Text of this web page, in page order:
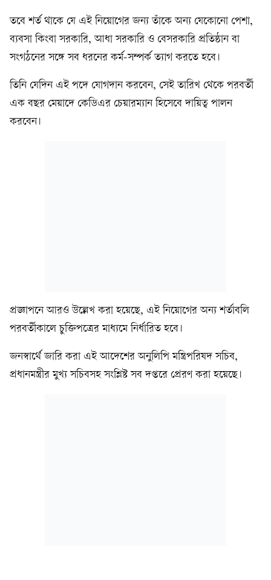
তবে শর্ত থাকে যে এই নিয়োগের জন্য তাঁকে অন্য যেকোনো পেশা,
ব্যবসা কিংবা সরকারি, আধা সরকারি ও বেসরকারি প্রতিষ্ঠান বা
সংগঠনের সঙ্গে সব ধরনের কর্ম-সম্পর্ক ত্যাগ করতে হবে।
তিনি যেদিন এই পদে যোগদান করবেন, সেই তারিখ থেকে পরবর্তী
এক বছর মেয়াদে কেডিএর চেয়ারম্যান হিসেবে দায়িত্ব পালন
করবেন।
প্রজ্ঞাপনে আরও উল্লেখ করা হয়েছে, এই নিয়োগের অন্য শর্তাবলি
পরবর্তীকালে চুক্তিপত্রের মাধ্যমে নির্ধারিত হবে।
জনস্বার্থে জারি করা এই আদেশের অনুলিপি মন্ত্রিপরিষদ সচিব,
প্রধানমন্ত্রীর মুখ্য সচিবসহ সংশ্লিষ্ট সব দপ্তরে প্রেরণ করা হয়েছে।